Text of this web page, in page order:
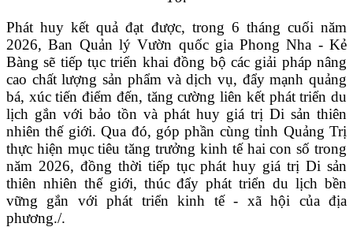
Phát huy kết quả đạt được, trong 6 tháng cuối năm
2026, Ban Quản lý Vườn quốc gia Phong Nha - Kẻ
Bàng sẽ tiếp tục triển khai đồng bộ các giải pháp nâng
cao chất lượng sản phẩm và dịch vụ, đẩy mạnh quảng
bá, xúc tiến điểm đến, tăng cường liên kết phát triển du
lịch gắn với bảo tồn và phát huy giá trị Di sản thiên
nhiên thế giới. Qua đó, góp phần cùng tỉnh Quảng Trị
thực hiện mục tiêu tăng trưởng kinh tế hai con số trong
năm 2026, đồng thời tiếp tục phát huy giá trị Di sản
thiên nhiên thế giới, thúc đẩy phát triển du lịch bền
vững gắn với phát triển kinh tế - xã hội của địa
phương./.